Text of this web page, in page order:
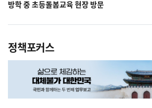
방학 중 초등돌봄교육 현장 방문
정책포커스